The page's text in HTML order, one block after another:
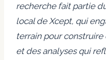
recherche fait partie
local de Xcept, qui
terrain pour
et des analyses qui